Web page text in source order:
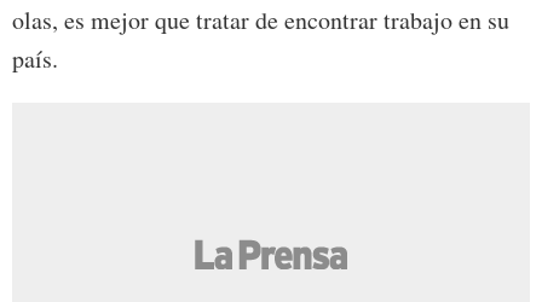
olas, es mejor que tratar de encontrar trabajo en su
país.